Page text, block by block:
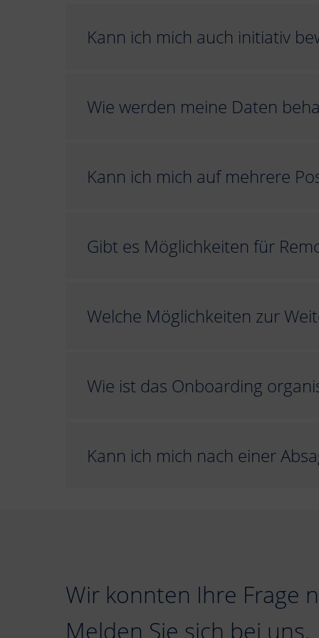
Kann ich mich auch initiativ
Wie werden meine Daten
Kann ich mich auf mehrere
Gibt es Möglichkeiten für
Welche Möglichkeiten zur
Wie ist das Onboarding
Kann ich mich nach einer
Wir konnten Ihre Frage
Melden Sie sich bei uns.